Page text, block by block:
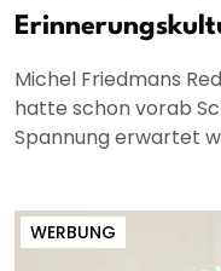
Michel Friedmans
hatte schon vorab
Spannung erwartet
WERBUNG